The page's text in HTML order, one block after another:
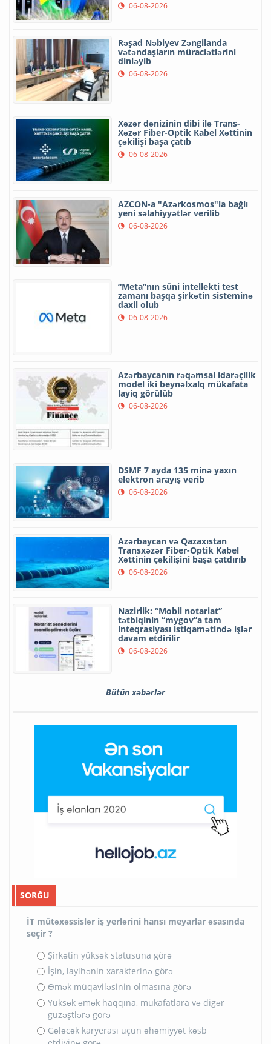
06-08-2026
Rəşad Nəbiyev Zəngilanda
vətəndaşların müraciətlərini
dinləyib
06-08-2026
Xəzər dənizinin dibi ilə Trans-
Xəzər Fiber-Optik Kabel Xəttinin
çəkilişi başa çatıb
06-08-2026
AZCON-a "Azərkosmos"la bağlı
yeni səlahiyyətlər verilib
06-08-2026
“Meta”nın süni intellekti test
zamanı başqa şirkətin sisteminə
daxil olub
06-08-2026
Azərbaycanın rəqəmsal idarəçilik
model iki beynəlxalq mükafata
layiq görülüb
06-08-2026
DSMF 7 ayda 135 minə yaxın
elektron arayış verib
06-08-2026
Azərbaycan və Qazaxıstan
Transxəzər Fiber-Optik Kabel
Xəttinin çəkilişini başa çatdırıb
06-08-2026
Nazirlik: “Mobil notariat”
tətbiqinin “mygov”a tam
inteqrasiyası istiqamətində işlər
davam etdirilir
06-08-2026
Bütün xəbərlər
SORĞU
İT mütəxəssislər iş yerlərini hansı meyarlar əsasında
seçir ?
Şirkətin yüksək statusuna görə
İşin, layihənin xarakterinə görə
Əmək müqaviləsinin olmasına görə
Yüksək əmək haqqına, mükafatlara və digər
güzəştlərə görə
Gələcək karyerası üçün əhəmiyyət kəsb